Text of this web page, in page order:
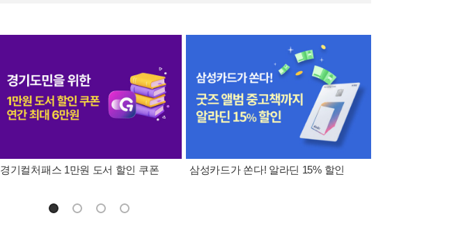
경기컬처패스 1만원 도서 할인 쿠폰 삼성카드가 쏜다! 알라딘 15% 할인